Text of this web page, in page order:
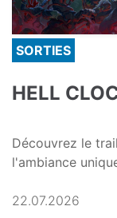
SORTIES
HELL
Découvrez le
l'ambiance
22.07.2026